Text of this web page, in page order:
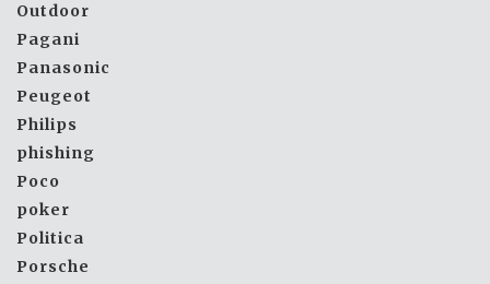
Outdoor
Pagani
Panasonic
Peugeot
Philips
phishing
Poco
poker
Politica
Porsche